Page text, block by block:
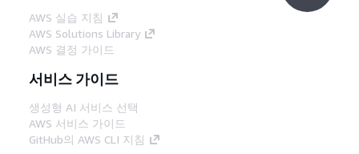
AWS 실습 지침
AWS Solutions Library
AWS 결정 가이드
서비스 가이드
생성형 AI 서비스 선택
AWS 서비스 가이드
GitHub의 AWS CLI 지침